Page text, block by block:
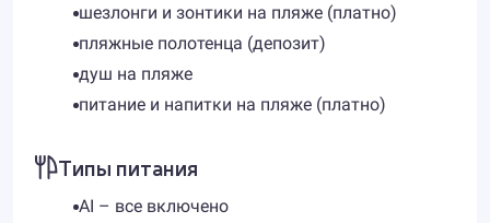
шезлонги и зонтики на пляже (платно)
пляжные полотенца (депозит)
душ на пляже
питание и напитки на пляже (платно)
Типы питания
AI – все включено